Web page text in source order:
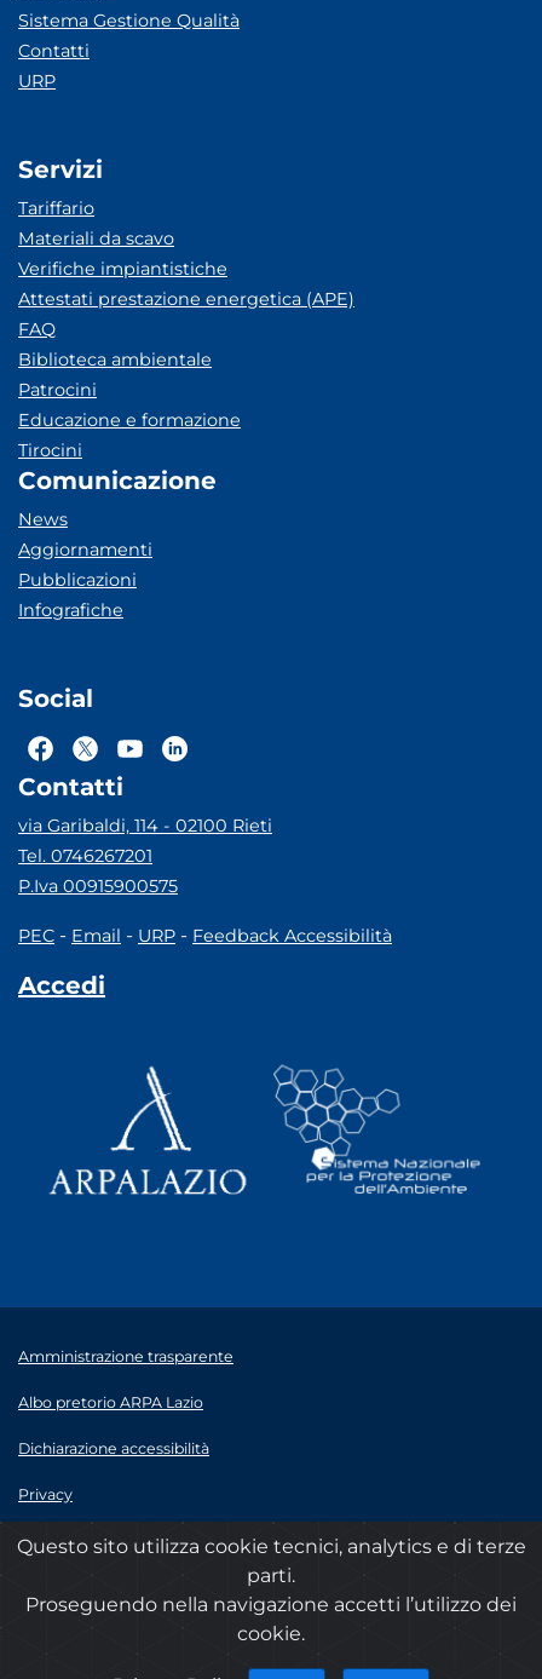
Sistema Gestione Qualità
Contatti
URP
Servizi
Tariffario
Materiali da scavo
Verifiche impiantistiche
Attestati prestazione energetica (APE)
FAQ
Biblioteca ambientale
Patrocini
Educazione e formazione
Tirocini
Comunicazione
News
Aggiornamenti
Pubblicazioni
Infografiche
Social
Contatti
via Garibaldi, 114 - 02100 Rieti
Tel. 0746267201
P.Iva 00915900575
PEC - Email - URP - Feedback Accessibilità
Accedi
Amministrazione trasparente
Albo pretorio ARPA Lazio
Dichiarazione accessibilità
Privacy
Note legali
© 2020 ARPA Lazio - P.Iva 00915900575
Questo sito utilizza cookie tecnici, analytics e di terze
parti.
Proseguendo nella navigazione accetti l’utilizzo dei
cookie.